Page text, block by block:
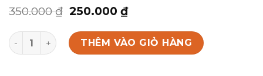
350.000₫ Giá
là:
350.000 ₫.
250.000 ₫Giá
hiện
tại
là:
250.000 ₫.
THIẾT KẾ MENU LAYOUT TRỤC ĐỐI XỨNG CHÈN ẢNH
THÊM VÀO GIỎ HÀNG